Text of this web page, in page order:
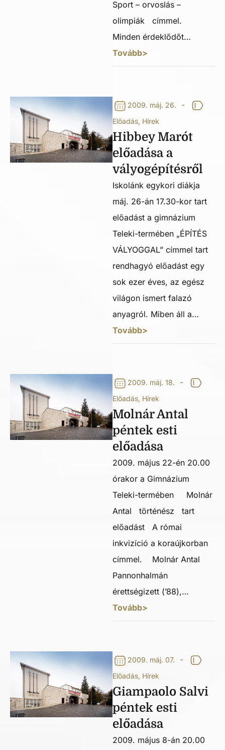
Sport – orvoslás –
olimpiák címmel.
Minden érdeklődőt…
Tovább>
2009. máj. 26. -
Előadás, Hírek
Hibbey Marót
előadása a
vályogépítésről
Iskolánk egykori diákja
máj. 26-án 17.30-kor tart
előadást a gimnázium
Teleki-termében „ÉPÍTÉS
VÁLYOGGAL” címmel tart
rendhagyó előadást egy
sok ezer éves, az egész
világon ismert falazó
anyagról. Miben áll a…
Tovább>
2009. máj. 18. -
Előadás, Hírek
Molnár Antal
péntek esti
előadása
2009. május 22-én 20.00
órakor a Gimnázium
Teleki-termében Molnár
Antal történész tart
előadást A római
inkvizíció a koraújkorban
címmel. Molnár Antal
Pannonhalmán
érettségizett (’88),…
Tovább>
2009. máj. 07. -
Előadás, Hírek
Giampaolo Salvi
péntek esti
előadása
2009. május 8-án 20.00